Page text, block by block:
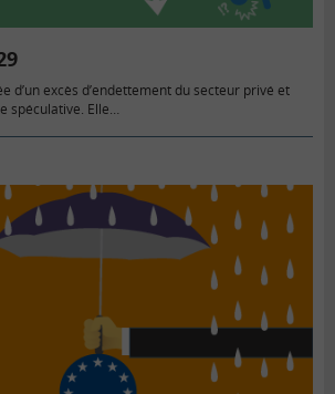
d’un excès d’endettement du secteur privé et
spéculative. Elle…